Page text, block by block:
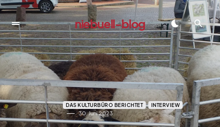
niebuell-blog
dadadada
DAS KULTURBÜRO BERICHTET INTERVIEW
30. Juni 2023